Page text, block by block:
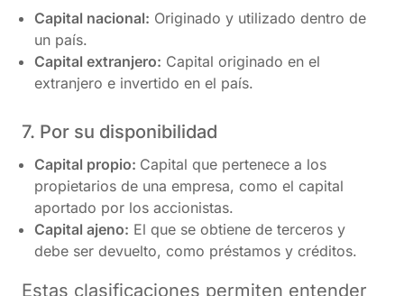
Capital nacional: Originado y utilizado dentro de
un país.
Capital extranjero: Capital originado en el
extranjero e invertido en el país.
7. Por su disponibilidad
Capital propio: Capital que pertenece a los
propietarios de una empresa, como el capital
aportado por los accionistas.
Capital ajeno: El que se obtiene de terceros y
debe ser devuelto, como préstamos y créditos.
Estas clasificaciones permiten entender